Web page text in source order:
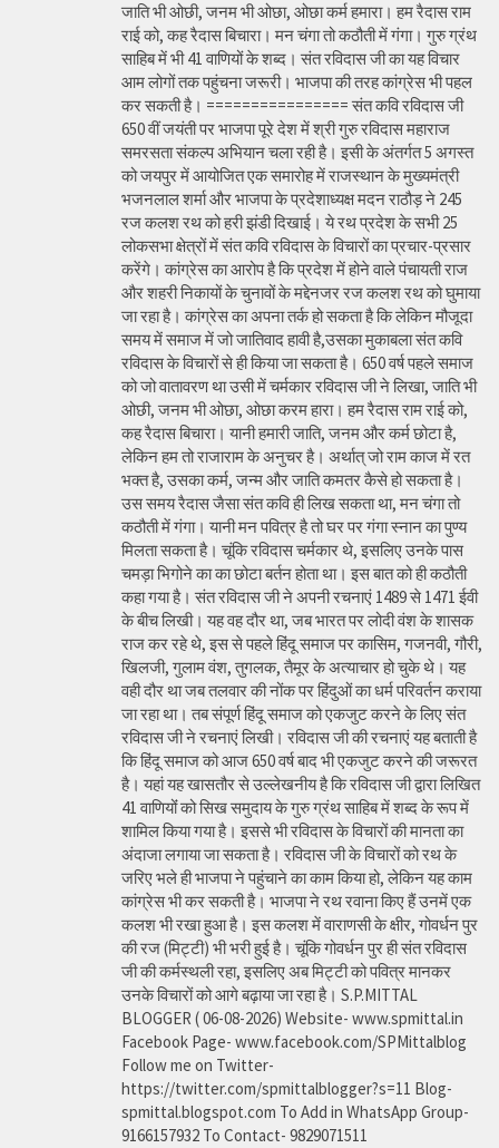
जाति भी ओछी, जनम भी ओछा, ओछा कर्म हमारा। हम रैदास राम
राई को, कह रैदास बिचारा। मन चंगा तो कठौती में गंगा। गुरु ग्रंथ
साहिब में भी 41 वाणियों के शब्द। संत रविदास जी का यह विचार
आम लोगों तक पहुंचना जरूरी। भाजपा की तरह कांग्रेस भी पहल
कर सकती है। ================ संत कवि रविदास जी
650 वीं जयंती पर भाजपा पूरे देश में श्री गुरु रविदास महाराज
समरसता संकल्प अभियान चला रही है। इसी के अंतर्गत 5 अगस्त
को जयपुर में आयोजित एक समारोह में राजस्थान के मुख्यमंत्री
भजनलाल शर्मा और भाजपा के प्रदेशाध्यक्ष मदन राठौड़ ने 245
रज कलश रथ को हरी झंडी दिखाई। ये रथ प्रदेश के सभी 25
लोकसभा क्षेत्रों में संत कवि रविदास के विचारों का प्रचार-प्रसार
करेंगे। कांग्रेस का आरोप है कि प्रदेश में होने वाले पंचायती राज
और शहरी निकायों के चुनावों के मद्देनजर रज कलश रथ को घुमाया
जा रहा है। कांग्रेस का अपना तर्क हो सकता है कि लेकिन मौजूदा
समय में समाज में जो जातिवाद हावी है,उसका मुकाबला संत कवि
रविदास के विचारों से ही किया जा सकता है। 650 वर्ष पहले समाज
को जो वातावरण था उसी में चर्मकार रविदास जी ने लिखा, जाति भी
ओछी, जनम भी ओछा, ओछा करम हारा। हम रैदास राम राई को,
कह रैदास बिचारा। यानी हमारी जाति, जनम और कर्म छोटा है,
लेकिन हम तो राजाराम के अनुचर है। अर्थात् जो राम काज में रत
भक्त है, उसका कर्म, जन्म और जाति कमतर कैसे हो सकता है।
उस समय रैदास जैसा संत कवि ही लिख सकता था, मन चंगा तो
कठौती में गंगा। यानी मन पवित्र है तो घर पर गंगा स्नान का पुण्य
मिलता सकता है। चूंकि रविदास चर्मकार थे, इसलिए उनके पास
चमड़ा भिगोने का का छोटा बर्तन होता था। इस बात को ही कठौती
कहा गया है। संत रविदास जी ने अपनी रचनाएं 1489 से 1471 ईवी
के बीच लिखी। यह वह दौर था, जब भारत पर लोदी वंश के शासक
राज कर रहे थे, इस से पहले हिंदू समाज पर कासिम, गजनवी, गौरी,
खिलजी, गुलाम वंश, तुगलक, तैमूर के अत्याचार हो चुके थे। यह
वही दौर था जब तलवार की नोंक पर हिंदुओं का धर्म परिवर्तन कराया
जा रहा था। तब संपूर्ण हिंदू समाज को एकजुट करने के लिए संत
रविदास जी ने रचनाएं लिखी। रविदास जी की रचनाएं यह बताती है
कि हिंदू समाज को आज 650 वर्ष बाद भी एकजुट करने की जरूरत
है। यहां यह खासतौर से उल्लेखनीय है कि रविदास जी द्वारा लिखित
41 वाणियोंं को सिख समुदाय के गुरु ग्रंथ साहिब में शब्द के रूप में
शामिल किया गया है। इससे भी रविदास के विचारों की मानता का
अंदाजा लगाया जा सकता है। रविदास जी के विचारों को रथ के
जरिए भले ही भाजपा ने पहुंचाने का काम किया हो, लेकिन यह काम
कांग्रेस भी कर सकती है। भाजपा ने रथ रवाना किए हैं उनमें एक
कलश भी रखा हुआ है। इस कलश में वाराणसी के क्षीर, गोवर्धन पुर
की रज (मिट्टी) भी भरी हुई है। चूंकि गोवर्धन पुर ही संत रविदास
जी की कर्मस्थली रहा, इसलिए अब मिट्टी को पवित्र मानकर
उनके विचारों को आगे बढ़ाया जा रहा है। S.P.MITTAL
BLOGGER ( 06-08-2026) Website- www.spmittal.in
Facebook Page- www.facebook.com/SPMittalblog
Follow me on Twitter-
https://twitter.com/spmittalblogger?s=11 Blog-
spmittal.blogspot.com To Add in WhatsApp Group-
9166157932 To Contact- 9829071511